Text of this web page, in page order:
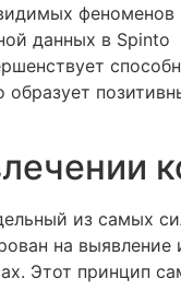
феноменов
данных в Spinto
из самых
на выявление
Этот принцип